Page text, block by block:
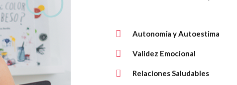
Autonomía y Autoestima
Validez Emocional
Relaciones Saludables